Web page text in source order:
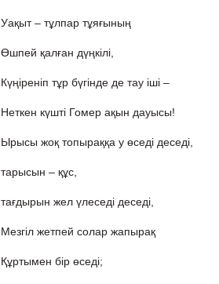
Уақыт – тұлпар тұяғының
Өшпей қалған дүңкілі,
Күңіреніп тұр бүгінде де тау іші –
Неткен күшті Гомер ақын дауысы!
Ырысы жоқ топыраққа у өседі деседі,
тарысын – құс,
тағдырын жел үлеседі деседі,
Мезгіл жетпей солар жапырақ
Құртымен бір өседі;